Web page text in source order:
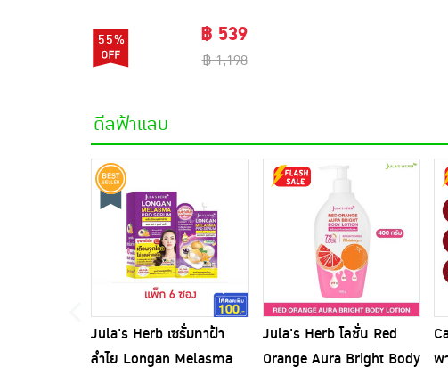
55% ฿ 539
฿ 1,198
ดีลฟ้าแลบ
Jula's Herb เซรั่มทาฝ้า
ลำไย Longan Melasma
Jula's Herb โลชั่น Red
Orange Aura Bright Body
พ